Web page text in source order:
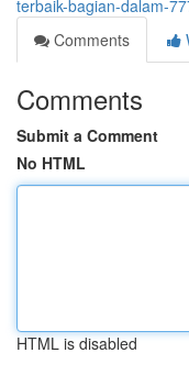
terbaik-bagian-dalam-
Comments
Comments
Submit a Comment
No HTML
HTML is disabled